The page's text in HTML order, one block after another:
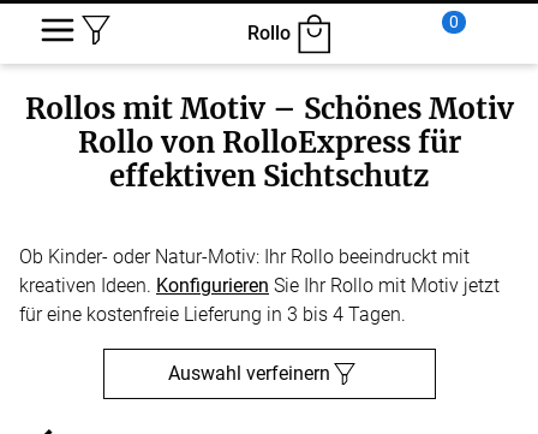
Rollo
0
Rollos mit Motiv – Schönes Motiv
Rollo von RolloExpress für
effektiven Sichtschutz
Ob Kinder- oder Natur-Motiv: Ihr Rollo beeindruckt mit
kreativen Ideen. Konfigurieren Sie Ihr Rollo mit Motiv jetzt
für eine kostenfreie Lieferung in 3 bis 4 Tagen.
Auswahl verfeinern